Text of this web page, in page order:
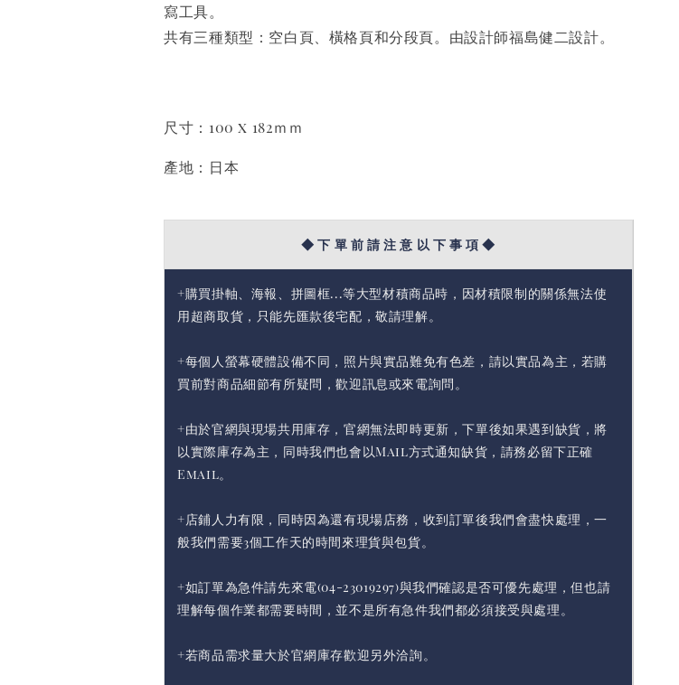
寫工具。
共有三種類型：空白頁、橫格頁和分段頁。由設計師福島健二設計。
尺寸：100 x 182ｍｍ
產地：日本
◆ 下 單 前 請 注 意 以 下 事 項 ◆
+購買掛軸、海報、拼圖框...等大型材積商品時，因材積限制的關係無法使
用超商取貨，只能先匯款後宅配，敬請理解。
+每個人螢幕硬體設備不同，照片與實品難免有色差，請以實品為主，若購
買前對商品細節有所疑問，歡迎訊息或來電詢問。
+由於官網與現場共用庫存，官網無法即時更新，下單後如果遇到缺貨，將
以實際庫存為主，同時我們也會以Mail方式通知缺貨，請務必留下正確
Email。
+店鋪人力有限，同時因為還有現場店務，收到訂單後我們會盡快處理，一
般我們需要3個工作天的時間來理貨與包貨。
+如訂單為急件請先來電(04-23019297)與我們確認是否可優先處理，但也請
理解每個作業都需要時間，並不是所有急件我們都必須接受與處理。
+若商品需求量大於官網庫存歡迎另外洽詢。